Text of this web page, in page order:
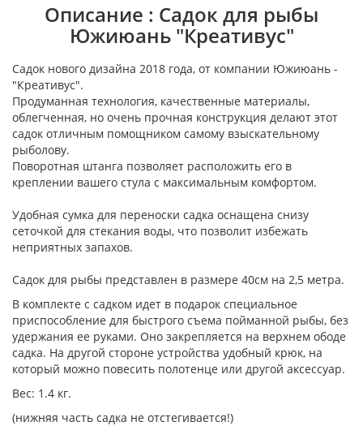
Описание : Садок для рыбы
Южиюань "Креативус"
Садок нового дизайна 2018 года, от компании Южиюань -
"Креативус".
Продуманная технология, качественные материалы,
облегченная, но очень прочная конструкция делают этот
садок отличным помощником самому взыскательному
рыболову.
Поворотная штанга позволяет расположить его в
креплении вашего стула с максимальным комфортом.
Удобная сумка для переноски садка оснащена снизу
сеточкой для стекания воды, что позволит избежать
неприятных запахов.
Садок для рыбы представлен в размере 40см на 2,5 метра.
В комплекте с садком идет в подарок специальное
приспособление для быстрого съема пойманной рыбы, без
удержания ее руками. Оно закрепляется на верхнем ободе
садка. На другой стороне устройства удобный крюк, на
который можно повесить полотенце или другой аксессуар.
Вес: 1.4 кг.
(нижняя часть садка не отстегивается!)